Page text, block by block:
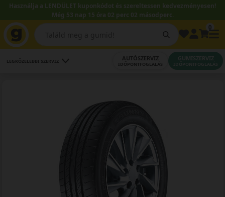
Használja a LENDÜLET kuponkódot és szereltessen kedvezményesen!
Még 53 nap 15 óra 02 perc 01 másodperc.
LEGKÖZELEBBI SZERVIZ AUTÓSZERVIZ
IDŐPONTFOGLALÁS
GUMISZERVIZ
IDŐPONTFOGLALÁS